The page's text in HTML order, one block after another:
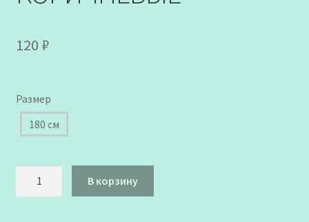
120 ₽
Размер
180 см
В корзину